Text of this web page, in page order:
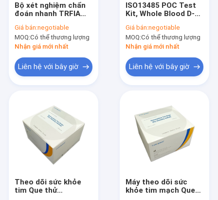
Bộ xét nghiệm chẩn
đoán nhanh TRFIA
được CFDA phê duyệt
Giá bán:negotiable
MOQ:Có thể thương lượng
Nhận giá mới nhất
Liên hệ với bây giờ
ISO13485 POC Test
Kit, Whole Blood D-
Kits
Giá bán:negotiable
MOQ:Có thể thương lượng
Nhận giá mới nhất
Liên hệ với bây giờ
Theo dõi sức khỏe
tim Que thử
Máy theo dõi sức
khỏe tim mạch Que